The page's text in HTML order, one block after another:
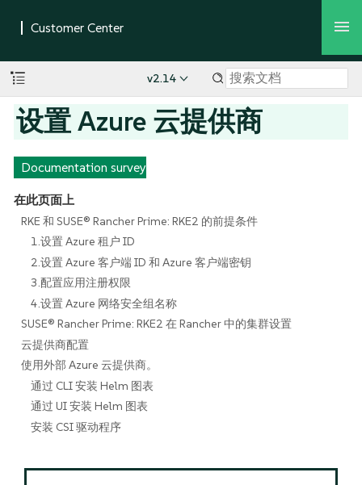
v2.14
设置 Azure 云提供商
Documentation survey
在此页面上
RKE 和 SUSE® Rancher Prime: RKE2 的前提条件
1.设置 Azure 租户 ID
2.设置 Azure 客户端 ID 和 Azure 客户端密钥
3.配置应用注册权限
4.设置 Azure 网络安全组名称
SUSE® Rancher Prime: RKE2 在 Rancher 中的集群设置
云提供商配置
使用外部 Azure 云提供商。
通过 CLI 安装 Helm 图表
通过 UI 安装 Helm 图表
安装 CSI 驱动程序